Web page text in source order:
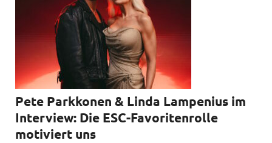
Pete Parkkonen & Linda Lampenius im
Interview: Die ESC-Favoritenrolle
motiviert uns